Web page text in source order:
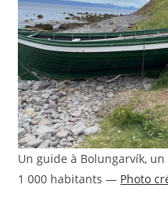
Un guide à Bolungarvík,
1 000 habitants — Photo